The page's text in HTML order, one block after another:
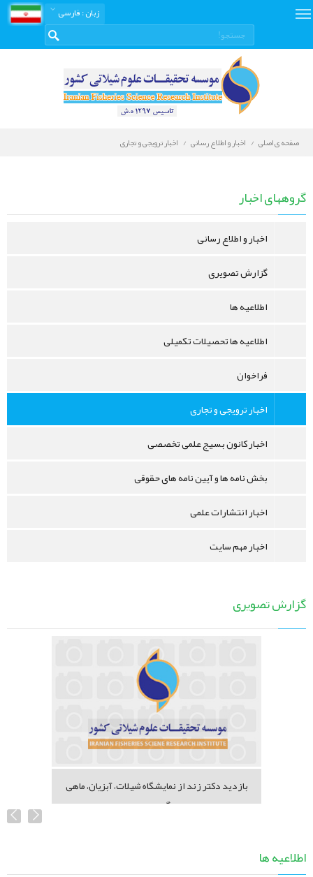
زبان: فارسی
صفحه ی اصلی اخبار و اطلاع رسانی اخبار ترویجی و تجاری
و
اطلاع
رسانی
گروههای اخبار
اخبار و اطلاع رسانی
گزارش تصویری
اطلاعیه ها
اطلاعیه ها تحصیلات تکمیلی
فراخوان
اخبار ترویجی و تجاری
اخبار کانون بسیج علمی تخصصی
بخش نامه ها و آیین نامه های حقوقی
اخبار انتشارات علمی
اخبار مهم سایت
گزارش تصویری
بازدید دکتر زند از نمایشگاه شیلات، آبزیان، ماهی
گیری...
اطلاعیه ها